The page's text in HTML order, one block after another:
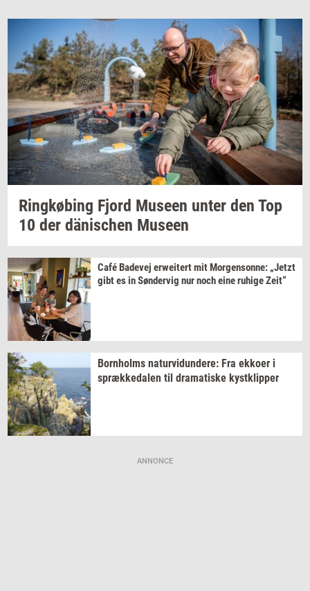
Ring­kø­bing Fjord Mu­se­en unter den Top
10 der dänischen Mu­se­en
CaféBa­de­vej erwei­tertmitMor­gen­son­ne: „Jetzt
gibt es inSøn­der­vig nur noch eineruhi­geZeit“
Born­holms na­tur­vi­dun­de­re: Fra ek­ko­er i
spræk­ke­da­len til dra­ma­ti­ske kyst­klip­per
ANNONCE